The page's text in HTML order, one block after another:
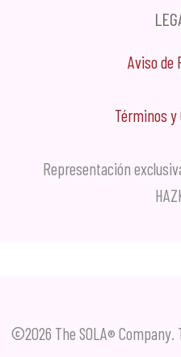
Aviso de
Términos y
Representación
©2026 The SOLA® Company.